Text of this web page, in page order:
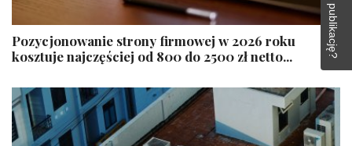
​Pozycjonowanie strony firmowej w 2026 roku
kosztuje najczęściej od 800 do 2500 zł netto...